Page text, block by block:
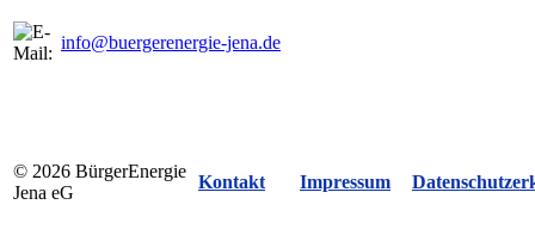
info@buergerenergie-jena.de
© 2026 BürgerEnergie
Jena eG
Kontakt Impressum